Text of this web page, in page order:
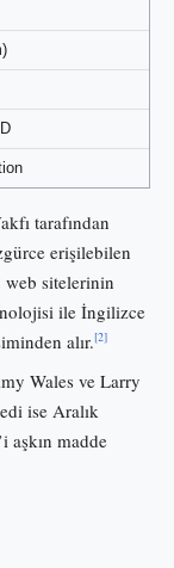
tarafından
erişilebilen
web sitelerinin
ile İngilizce
alır.[2]
Wales ve Larry
ise Aralık
aşkın madde